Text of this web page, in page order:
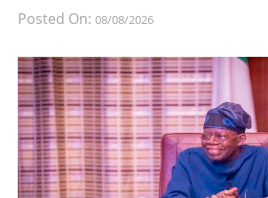
Posted On: 08/08/2026